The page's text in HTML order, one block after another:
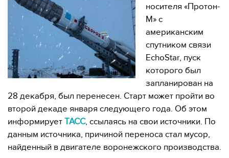
носителя «Протон-
М» с
американским
спутником связи
EchoStar, пуск
которого был
запланирован на
28 декабря, был перенесен. Старт может пройти во
второй декаде января следующего года. Об этом
информирует ТАСС, ссылаясь на свои источники. По
данным источника, причиной переноса стал мусор,
найденный в двигателе воронежского производства.